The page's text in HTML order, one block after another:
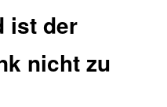
ist der
nicht zu